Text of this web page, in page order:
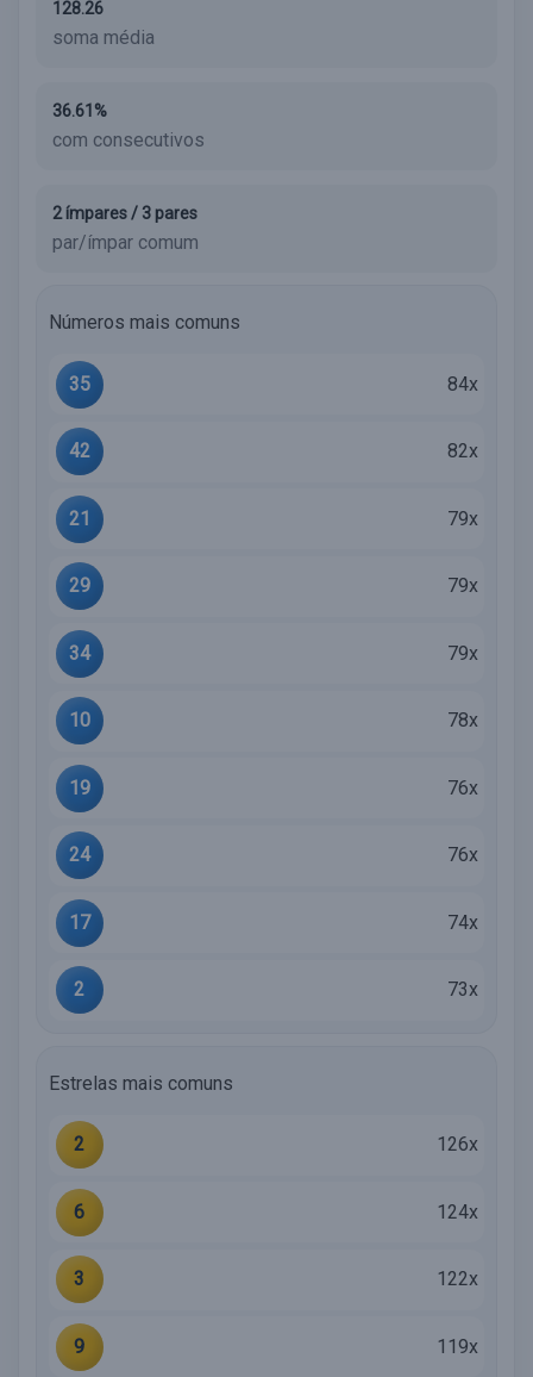
128.26
soma média
36.61%
com consecutivos
2 ímpares / 3 pares
par/ímpar comum
Números mais comuns
35 84x
42 82x
21 79x
29 79x
34 79x
10 78x
19 76x
24 76x
17 74x
2 73x
Estrelas mais comuns
2 126x
6 124x
3 122x
9 119x